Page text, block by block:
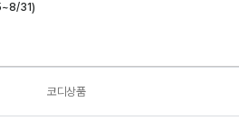
31)
코디상품